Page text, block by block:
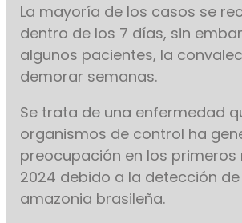
La mayoría de los casos se
dentro de los 7 días, sin
algunos pacientes, la
demorar semanas.
Se trata de una enfermedad
organismos de control ha
preocupación en los primeros
2024 debido a la detección
amazonia brasileña.